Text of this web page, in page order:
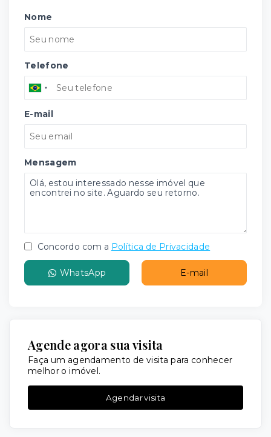
Nome
Telefone
E-mail
Mensagem
Concordo com a Política de Privacidade
WhatsApp E-mail
Agende agora sua visita
Faça um agendamento de visita para conhecer
melhor o imóvel.
Agendar visita